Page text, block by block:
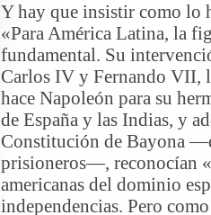
Y hay que insistir como lo
«Para América Latina, la
fundamental. Su
Carlos IV y Fernando VII,
hace Napoleón para su
de España y las Indias, y
Constitución de Bayona
prisioneros—, reconocían
americanas del dominio
independencias. Pero